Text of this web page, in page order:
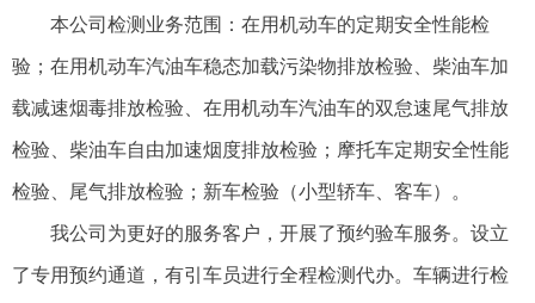
本公司检测业务范围：在用机动车的定期安全性能检
验；在用机动车汽油车稳态加载污染物排放检验、柴油车加
载减速烟毒排放检验、在用机动车汽油车的双怠速尾气排放
检验、柴油车自由加速烟度排放检验；摩托车定期安全性能
检验、尾气排放检验；新车检验（小型轿车、客车）。
我公司为更好的服务客户，开展了预约验车服务。设立
了专用预约通道，有引车员进行全程检测代办。车辆进行检